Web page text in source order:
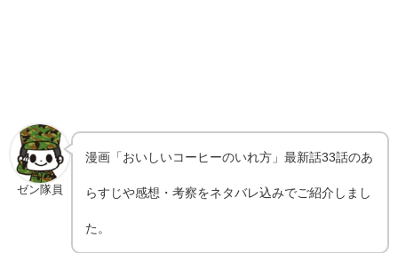
ゼン隊員
漫画「おいしいコーヒーのいれ方」最新話33話のあ
らすじや感想・考察をネタバレ込みでご紹介しまし
た。